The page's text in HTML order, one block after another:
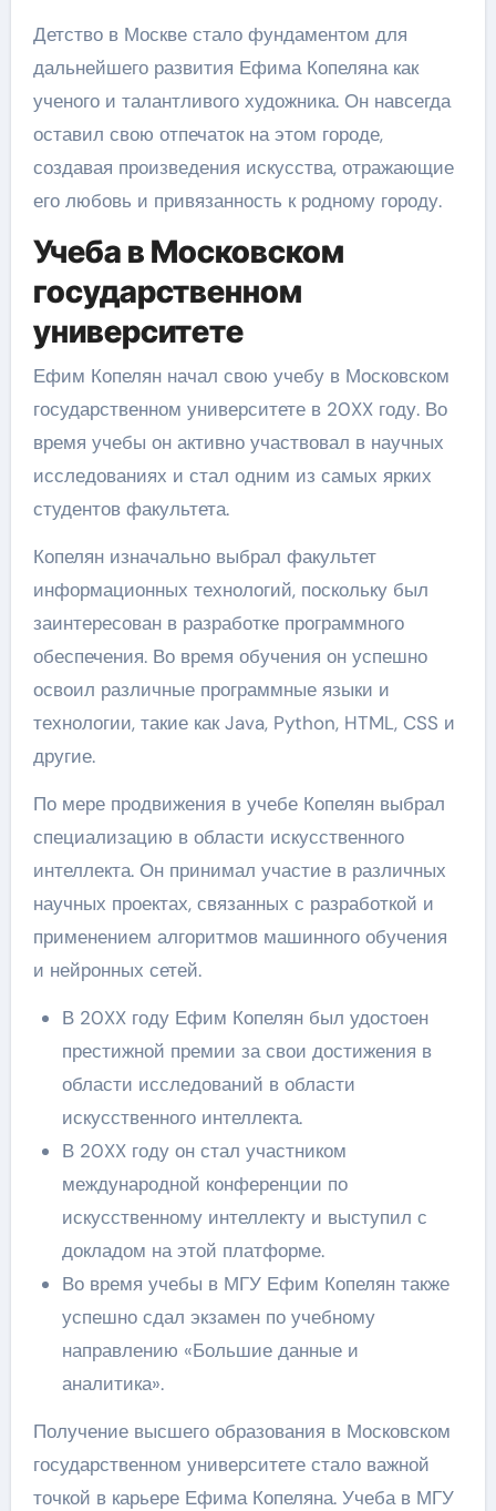
Детство в Москве стало фундаментом для
дальнейшего развития Ефима Копеляна как
ученого и талантливого художника. Он навсегда
оставил свою отпечаток на этом городе,
создавая произведения искусства, отражающие
его любовь и привязанность к родному городу.
Учеба в Московском
государственном
университете
Ефим Копелян начал свою учебу в Московском
государственном университете в 20XX году. Во
время учебы он активно участвовал в научных
исследованиях и стал одним из самых ярких
студентов факультета.
Копелян изначально выбрал факультет
информационных технологий, поскольку был
заинтересован в разработке программного
обеспечения. Во время обучения он успешно
освоил различные программные языки и
технологии, такие как Java, Python, HTML, CSS и
другие.
По мере продвижения в учебе Копелян выбрал
специализацию в области искусственного
интеллекта. Он принимал участие в различных
научных проектах, связанных с разработкой и
применением алгоритмов машинного обучения
и нейронных сетей.
В 20XX году Ефим Копелян был удостоен
престижной премии за свои достижения в
области исследований в области
искусственного интеллекта.
В 20XX году он стал участником
международной конференции по
искусственному интеллекту и выступил с
докладом на этой платформе.
Во время учебы в МГУ Ефим Копелян также
успешно сдал экзамен по учебному
направлению «Большие данные и
аналитика».
Получение высшего образования в Московском
государственном университете стало важной
точкой в карьере Ефима Копеляна. Учеба в МГУ